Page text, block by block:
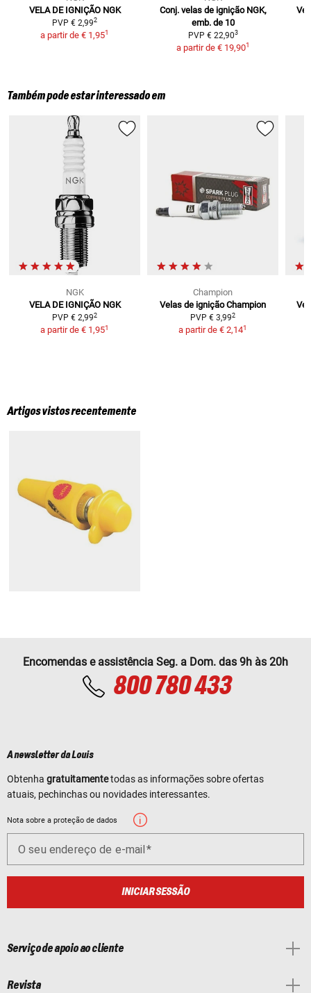
VELA DE IGNIÇÃO NGK
PVP € 2,992
a partir de € 1,951
Conj. velas de ignição NGK,
emb. de 10
PVP € 22,903
a partir de € 19,901
Também pode estar interessado em
NGK
VELA DE IGNIÇÃO NGK
PVP € 2,992
a partir de € 1,951
Champion
Velas de ignição Champion
PVP € 3,992
a partir de € 2,141
Artigos vistos recentemente
Encomendas e assistência Seg. a Dom. das 9h às 20h
800 780 433
A newsletter da Louis
Obtenha gratuitamentetodas as informações sobre ofertas
atuais, pechinchas ou novidades interessantes.
Nota sobre a proteção de dados
O seu endereço de e-mail
INICIAR SESSÃO
Serviço de apoio ao cliente
Revista